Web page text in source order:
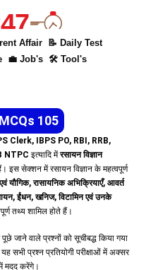
Affair
📝 Daily Test
💼 Job's 🛠 Tool's
105
Clerk, IBPS PO, RBI, RRB,
NTPC इत्यादि मेंरसायन विज्ञान
इस सेक्शन में रसायन विज्ञान के महत्वपूर्ण
यौगिक, रासायनिक अभिक्रियाएँ, आवर्त
ईंधन, खनिज, विटामिन एवं उनके
तथ्य शामिल होते हैं।
जाने वाले प्रश्नों को सूचीबद्ध किया गया
सभी प्रश्न प्रतियोगी परीक्षाओं में अक्सर
मदद करेंगे।